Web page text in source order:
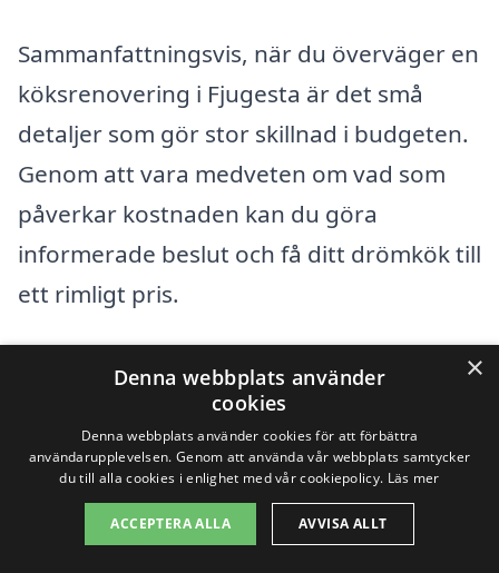
Sammanfattningsvis, när du överväger en
köksrenovering i Fjugesta är det små
detaljer som gör stor skillnad i budgeten.
Genom att vara medveten om vad som
påverkar kostnaden kan du göra
informerade beslut och få ditt drömkök till
ett rimligt pris.
Få 3 erbjudanden, gratis och utan
Sök efter en
×
Denna webbplats använder
cookies
Denna webbplats använder cookies för att förbättra
användarupplevelsen. Genom att använda vår webbplats samtycker
du till alla cookies i enlighet med vår cookiepolicy. Läs mer
ACCEPTERA ALLA AVVISA ALLT